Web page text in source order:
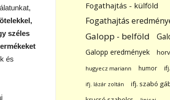
széles
és
Fogathajtás - külföld
Fogathajtás
Galopp - belföld
Galopp eredmények
hugyecz mariann humor
ifj. lázár zoltán ifj. szabó